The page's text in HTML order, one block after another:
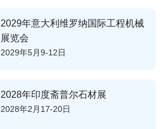
2029年意大利维罗纳国际工程机械
展览会
2029年5月9-12日
2028年印度斋普尔石材展
2028年2月17-20日